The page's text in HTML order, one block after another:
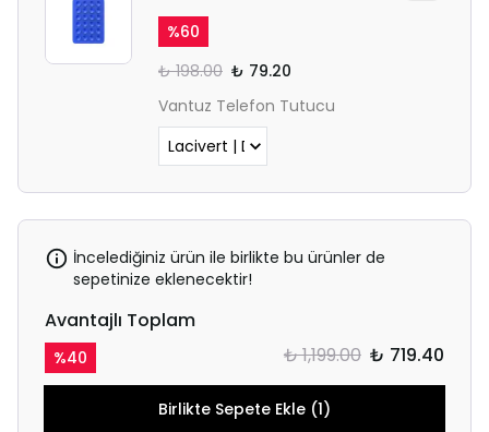
%60
₺ 198.00 ₺ 79.20
Vantuz Telefon Tutucu
İncelediğiniz ürün ile birlikte bu ürünler de
sepetinize eklenecektir!
Avantajlı Toplam
%40 ₺ 1,199.00 ₺ 719.40
Birlikte Sepete Ekle (1)